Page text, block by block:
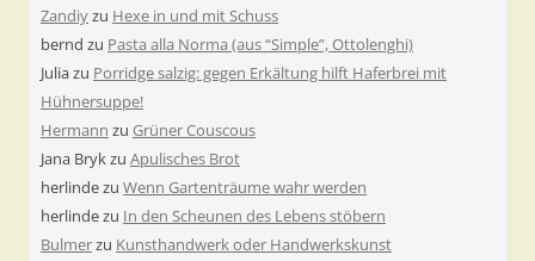
Zandiyzu Hexe in und mit Schuss
bernd zu Pasta alla Norma (aus “Simple”, Ottolenghi)
Juliazu Porridge salzig: gegen Erkältung hilft Haferbrei mit
Hühnersuppe!
Hermann zu Grüner Couscous
Jana Brykzu Apulisches Brot
herlindezu Wenn Gartenträume wahr werden
herlindezu In den Scheunen des Lebens stöbern
Bulmerzu Kunsthandwerk oder Handwerkskunst